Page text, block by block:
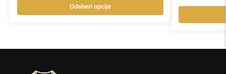
Odaberi opcije